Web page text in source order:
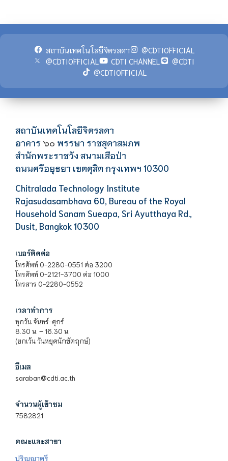
สถาบันเทคโนโลยีจิตรลดา
@CDTIOFFICIAL
@CDTIOFFICIAL
CDTI CHANNEL
@CDTI
@CDTIOFFICIAL
สถาบันเทคโนโลยีจิตรลดา
อาคาร ๖๐ พรรษา ราชสุดาสมภพ
สำนักพระราชวัง สนามเสือป่า
ถนนศรีอยุธยา เขตดุสิต กรุงเทพฯ 10300
Chitralada Technology Institute
Rajasudasambhava 60, Bureau of the Royal
Household Sanam Sueapa, Sri Ayutthaya Rd.,
Dusit, Bangkok 10300
เบอร์ติดต่อ
โทรศัพท์ 0-2280-0551 ต่อ 3200
โทรศัพท์ 0-2121-3700 ต่อ 1000
โทรสาร 0-2280-0552
เวลาทำการ
ทุกวัน จันทร์-ศุกร์
8.30 น. – 16.30 น.
(ยกเว้น วันหยุดนักขัตฤกษ์)
อีเมล
saraban@cdti.ac.th
จำนวนผู้เข้าชม
7582821
คณะและสาขา
ปริญญาตรี